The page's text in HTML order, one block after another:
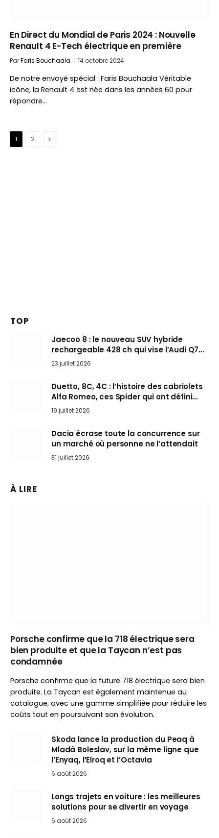
En Direct du Mondial de Paris 2024 : Nouvelle
Renault 4 E-Tech électrique en première
ParFaris Bouchaala 14 octobre 2024
De notre envoyé spécial : Faris Bouchaala Véritable
icône, la Renault 4 est née dans les années 60 pour
répondre…
1 2 Suivant
TOP
Jaecoo 8 : le nouveau SUV hybride
rechargeable 428 ch qui vise l’Audi Q7
arrive en Europe cet automne
23 juillet 2026
Duetto, 8C, 4C : l’histoire des cabriolets
Alfa Romeo, ces Spider qui ont défini
l’art de rouler cheveux au vent
19 juillet 2026
Dacia écrase toute la concurrence sur
un marché où personne ne l’attendait
31 juillet 2026
À LIRE
Porsche confirme que la 718 électrique sera
bien produite et que la Taycan n’est pas
condamnée
Porsche confirme que la future 718 électrique sera bien
produite. La Taycan est également maintenue au
catalogue, avec une gamme simplifiée pour réduire les
coûts tout en poursuivant son évolution.
Skoda lance la production du Peaq à
Mladá Boleslav, sur la même ligne que
l’Enyaq, l’Elroq et l’Octavia
6 août 2026
Longs trajets en voiture : les meilleures
solutions pour se divertir en voyage
6 août 2026